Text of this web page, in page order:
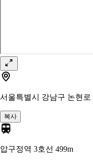
서울특별시 강남구 논현로
복사
압구정역 3호선 499m